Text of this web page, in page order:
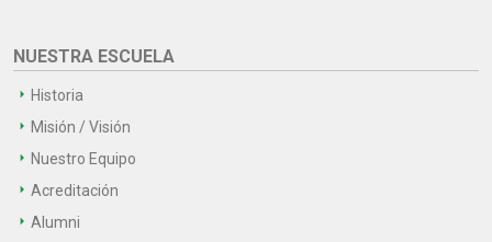
NUESTRA ESCUELA
Historia
Misión / Visión
Nuestro Equipo
Acreditación
Alumni